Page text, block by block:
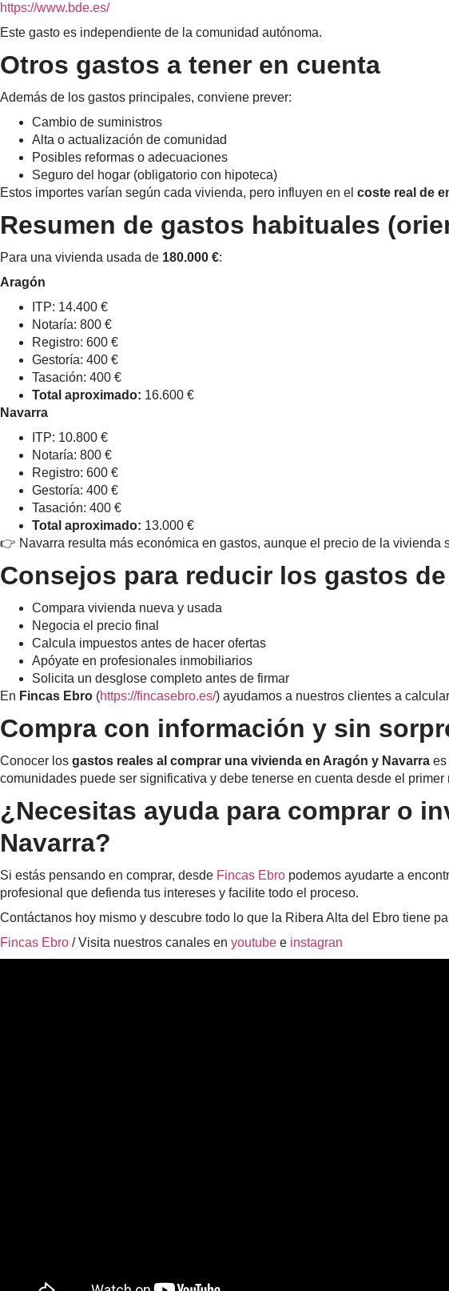
https://www.bde.es/
Este gasto es independiente de la comunidad autónoma.
Otros gastos a tener en cuenta
Además de los gastos principales, conviene prever:
Cambio de suministros
Alta o actualización de comunidad
Posibles reformas o adecuaciones
Seguro del hogar (obligatorio con hipoteca)
Estos importes varían según cada vivienda, pero influyen en el coste real de
Resumen de gastos habituales
Para una vivienda usada de 180.000 €:
Aragón
ITP: 14.400 €
Notaría: 800 €
Registro: 600 €
Gestoría: 400 €
Tasación: 400 €
Total aproximado: 16.600 €
Navarra
ITP: 10.800 €
Notaría: 800 €
Registro: 600 €
Gestoría: 400 €
Tasación: 400 €
Total aproximado: 13.000 €
👉 Navarra resulta más económica en gastos, aunque el precio de la vivienda
Consejos para reducir los gastos
Compara vivienda nueva y usada
Negocia el precio final
Calcula impuestos antes de hacer ofertas
Apóyate en profesionales inmobiliarios
Solicita un desglose completo antes de firmar
En Fincas Ebro (https://fincasebro.es/) ayudamos a nuestros clientes a calcular
Compra con información y sin
Conocer los gastos reales al comprar una vivienda en Aragón y Navarra es
comunidades puede ser significativa y debe tenerse en cuenta desde el primer
¿Necesitas ayuda para comprar o
Navarra?
Si estás pensando en comprar, desde Fincas Ebro podemos ayudarte a
profesional que defienda tus intereses y facilite todo el proceso.
Contáctanos hoy mismo y descubre todo lo que la Ribera Alta del Ebro tiene
Fincas Ebro / Visita nuestros canales en youtube e instagran